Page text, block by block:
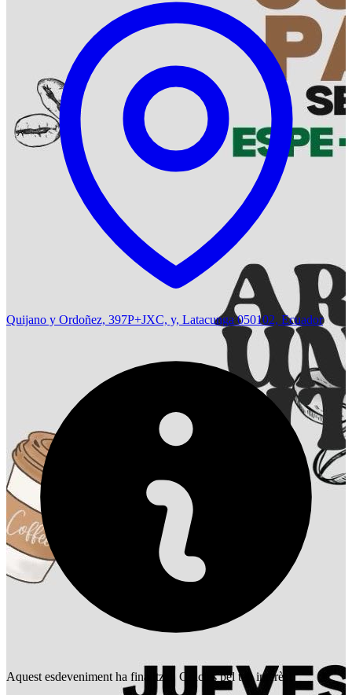
Quijano y Ordoñez, 397P+JXC, y, Latacunga 050102, Ecuador
Aquest esdeveniment ha finalitzat. Gràcies pel teu interès!